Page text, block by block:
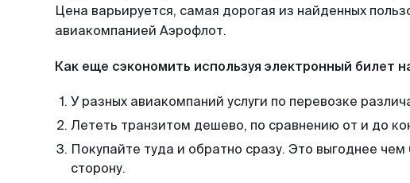
Цена варьируется, самая дорогая из найденных
авиакомпанией Аэрофлот.
Как еще сэкономить используя электронный билет
У разных авиакомпаний услуги по перевозке
Лететь транзитом дешево, по сравнению от и до
Покупайте туда и обратно сразу. Это выгоднее
сторону.